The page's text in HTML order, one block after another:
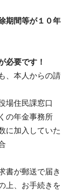
期間等が１０年
必要です！
、本人からの請
住民課窓口
の年金事務所
に加入していた
書が郵送で届き
上、お手続きを